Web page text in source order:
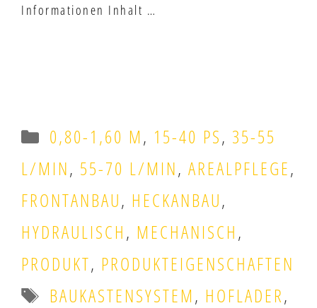
Informationen Inhalt …
Kategorien
0,80-1,60 M , 15-40 PS, 35-55
L/MIN, 55-70 L/MIN, AREALPFLEGE,
FRONTANBAU, HECKANBAU,
HYDRAULISCH , MECHANISCH ,
PRODUKT, PRODUKTEIGENSCHAFTEN
Schlagwörter
BAUKASTENSYSTEM , HOFLADER,